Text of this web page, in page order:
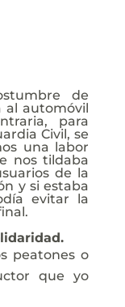
de
al automóvil
para
Civil, se
una labor
nos tildaba
de la
y si estaba
evitar la
peatones o
que yo